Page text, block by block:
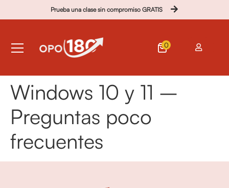
Prueba una clase sin compromiso GRATIS
0
Windows 10 y 11 –
Preguntas poco
frecuentes